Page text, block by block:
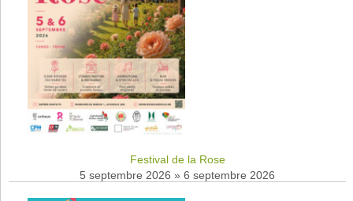
Festival de la Rose
5 septembre 2026 » 6 septembre 2026